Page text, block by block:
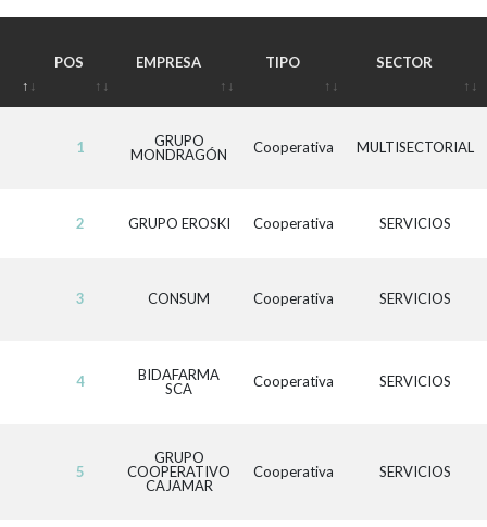
POS EMPRESA TIPO SECTOR
1
GRUPO
MONDRAGÓN
Cooperativa MULTISECTORIAL
2 GRUPO EROSKI Cooperativa SERVICIOS
3 CONSUM Cooperativa SERVICIOS
4
BIDAFARMA
SCA
Cooperativa SERVICIOS
5
GRUPO
COOPERATIVO
CAJAMAR
Cooperativa SERVICIOS